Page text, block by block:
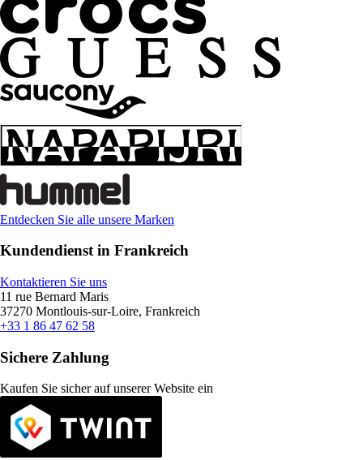
Entdecken Sie alle unsere Marken
Kundendienst in Frankreich
Kontaktieren Sie uns
11 rue Bernard Maris
37270 Montlouis-sur-Loire, Frankreich
+33 1 86 47 62 58
Sichere Zahlung
Kaufen Sie sicher auf unserer Website ein